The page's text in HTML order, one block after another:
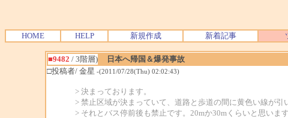
HOME HELP 新規作成 新着記事
■9482 / 3階層)
日本へ帰国＆爆発事故
□投稿者/ 金星 -(2011/07/28(Thu) 02:02:43)
> 決まっております。
> 禁止区域が決まっていて、道路と歩道の間に黄色い線が引
> それとバス停前後も禁止です。20mか30mくらいと思います